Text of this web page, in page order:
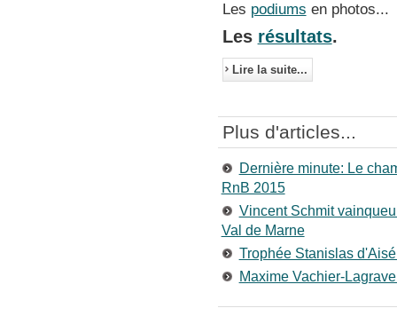
Les podiums en photos...
Les résultats.
Lire la suite...
Plus d'articles...
Dernière minute: Le
RnB 2015
Vincent Schmit
Val de Marne
Trophée Stanislas
Maxime Vachier-